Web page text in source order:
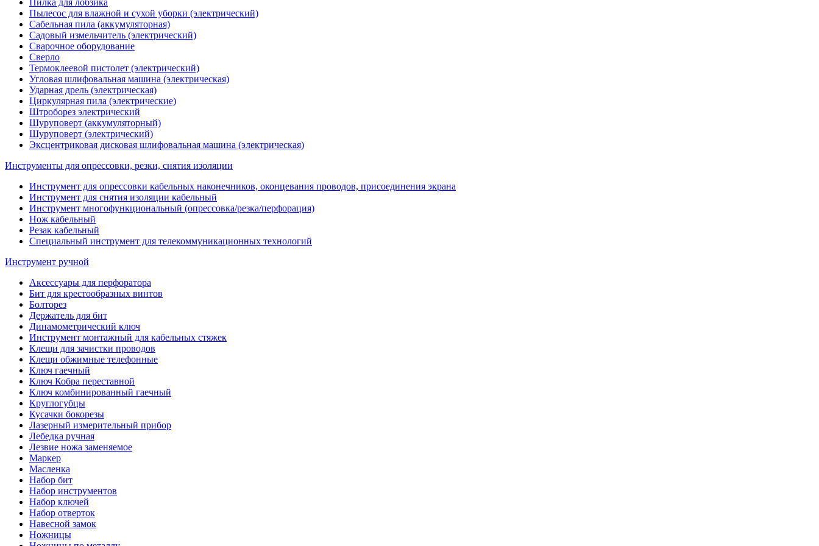
Пилка для лобзика
Пылесос для влажной и сухой уборки (электрический)
Сабельная пила (аккумуляторная)
Садовый измельчитель (электрический)
Сварочное оборудование
Сверло
Термоклеевой пистолет (электрический)
Угловая шлифовальная машина (электрическая)
Ударная дрель (электрическая)
Циркулярная пила (электрические)
Штроборез электрический
Шуруповерт (аккумуляторный)
Шуруповерт (электрический)
Эксцентриковая дисковая шлифовальная машина (электрическая)
Инструменты для опрессовки, резки, снятия изоляции
Инструмент для опрессовки кабельных наконечников, оконцевания проводов, присоединения экрана
Инструмент для снятия изоляции кабельный
Инструмент многофункциональный (опрессовка/резка/перфорация)
Нож кабельный
Резак кабельный
Специальный инструмент для телекоммуникационных технологий
Инструмент ручной
Аксессуары для перфоратора
Бит для крестообразных винтов
Болторез
Держатель для бит
Динамометрический ключ
Инструмент монтажный для кабельных стяжек
Клещи для зачистки проводов
Клещи обжимные телефонные
Ключ гаечный
Ключ Кобра переставной
Ключ комбинированный гаечный
Круглогубцы
Кусачки бокорезы
Лазерный измерительный прибор
Лебедка ручная
Лезвие ножа заменяемое
Маркер
Масленка
Набор бит
Набор инструментов
Набор ключей
Набор отверток
Навесной замок
Ножницы